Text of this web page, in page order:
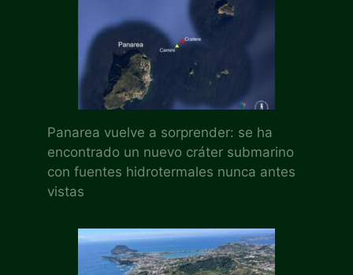
Panarea vuelve a sorprender: se ha
encontrado un nuevo cráter submarino
con fuentes hidrotermales nunca antes
vistas